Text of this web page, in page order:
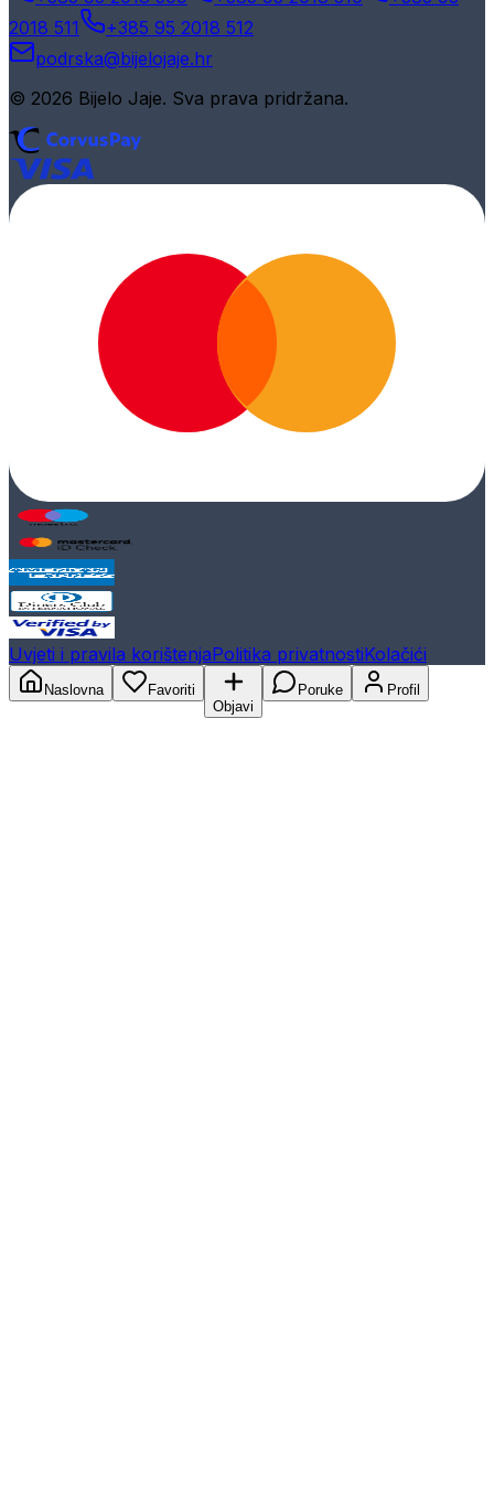
2018 511
+385 95 2018 512
podrska@bijelojaje.hr
© 2026 Bijelo Jaje. Sva prava pridržana.
Uvjeti i pravila korištenjaPolitika privatnostiKolačići
Naslovna
Favoriti
Objavi
Poruke Profil